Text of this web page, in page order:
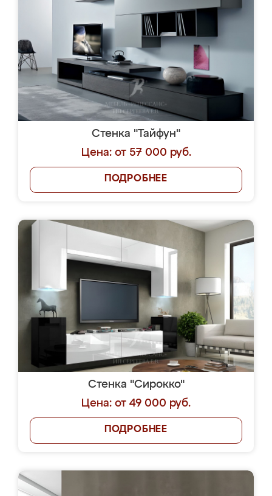
Стенка "Тайфун"
Цена: от 57 000 руб.
ПОДРОБНЕЕ
Стенка "Сирокко"
Цена: от 49 000 руб.
ПОДРОБНЕЕ